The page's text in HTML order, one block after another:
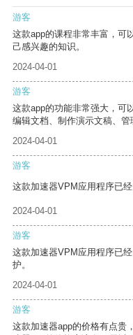
游客
这款app的课程非常丰富，可
己感兴趣的知识。
2024-04-01
游客
这款app的功能非常强大，可
编辑文档、制作演示文稿、管
2024-04-01
游客
这款加速器VPM应用程序已
2024-04-01
游客
这款加速器VPM应用程序已
护。
2024-04-01
游客
这款加速器app的价格有点贵